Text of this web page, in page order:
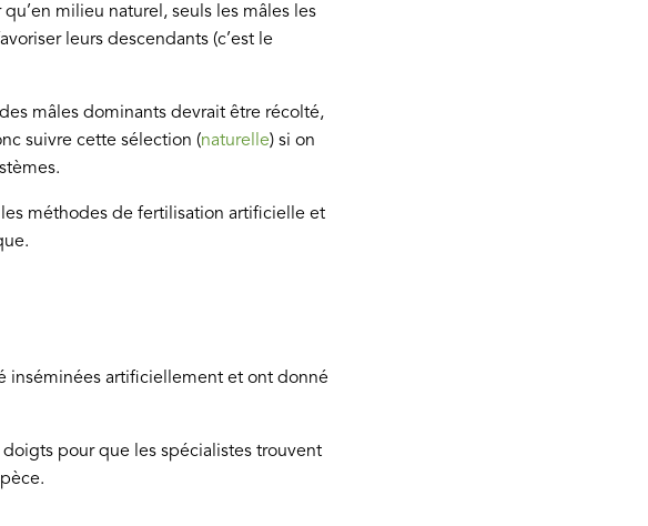
milieu naturel, seuls les mâles les
leurs descendants (c’est le
mâles dominants devrait être récolté,
suivre cette sélection (naturelle) si on
méthodes de fertilisation artificielle et
inséminées artificiellement et ont donné
pour que les spécialistes trouvent